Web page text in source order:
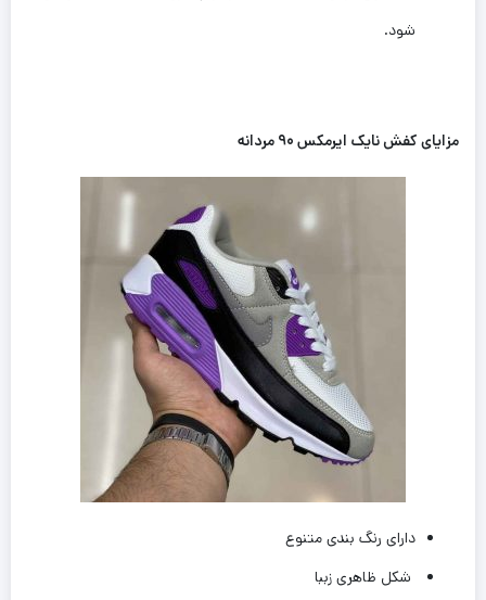
شود.
مزایای کفش نایک ایرمکس ۹۰ مردانه
دارای رنگ بندی متنوع
شکل ظاهری زببا